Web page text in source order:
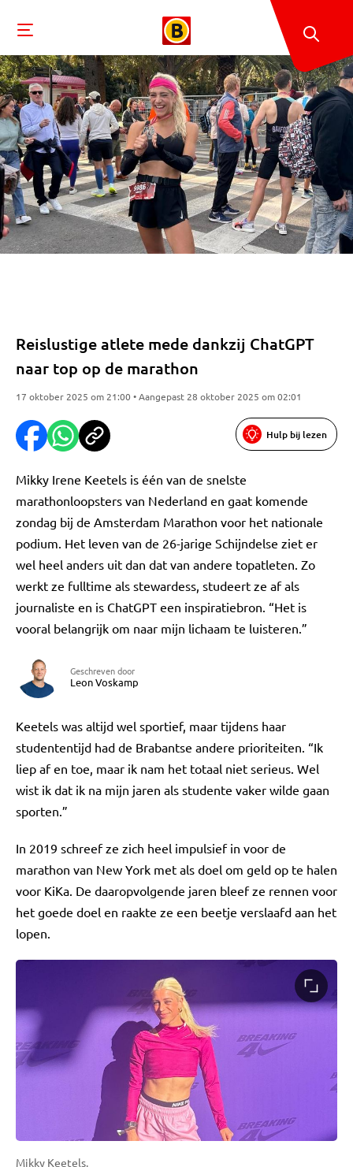
Reislustige atlete mede dankzij ChatGPT
naar top op de marathon
17 oktober 2025 om 21:00 • Aangepast 28 oktober 2025 om 02:01
Hulp bij lezen
Mikky Irene Keetels is één van de snelste
marathonloopsters van Nederland en gaat komende
zondag bij de Amsterdam Marathon voor het nationale
podium. Het leven van de 26-jarige Schijndelse ziet er
wel heel anders uit dan dat van andere topatleten. Zo
werkt ze fulltime als stewardess, studeert ze af als
journaliste en is ChatGPT een inspiratiebron. “Het is
vooral belangrijk om naar mijn lichaam te luisteren.”
Geschreven door
Leon Voskamp
Keetels was altijd wel sportief, maar tijdens haar
studententijd had de Brabantse andere prioriteiten. “Ik
liep af en toe, maar ik nam het totaal niet serieus. Wel
wist ik dat ik na mijn jaren als studente vaker wilde gaan
sporten.”
In 2019 schreef ze zich heel impulsief in voor de
marathon van New York met als doel om geld op te halen
voor KiKa. De daaropvolgende jaren bleef ze rennen voor
het goede doel en raakte ze een beetje verslaafd aan het
lopen.
Mikky Keetels.